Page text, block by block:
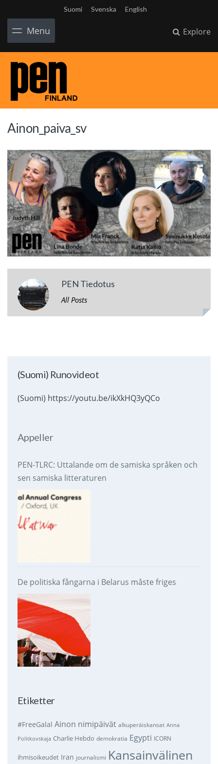
Suomi Svenska English
Menu Explore
Ainon_paiva_sv
PEN Tiedotus
All Posts
(Suomi) Runovideot
(Suomi) https://youtu.be/ikXkHQ3yQCo
Appeller
PEN-TLRC: Uttalande om de samiska språken och
sen samiska litteraturen
De politiska fångarna i Belarus måste friges
Etiketter
#FreeGalal Ainon nimipäivät alkuperäiskansat Anna
Politkovskaja Charlie Hebdo demokratia Egypti ICORN
ihmisoikeudet Iran journalismi Kansainvälinen